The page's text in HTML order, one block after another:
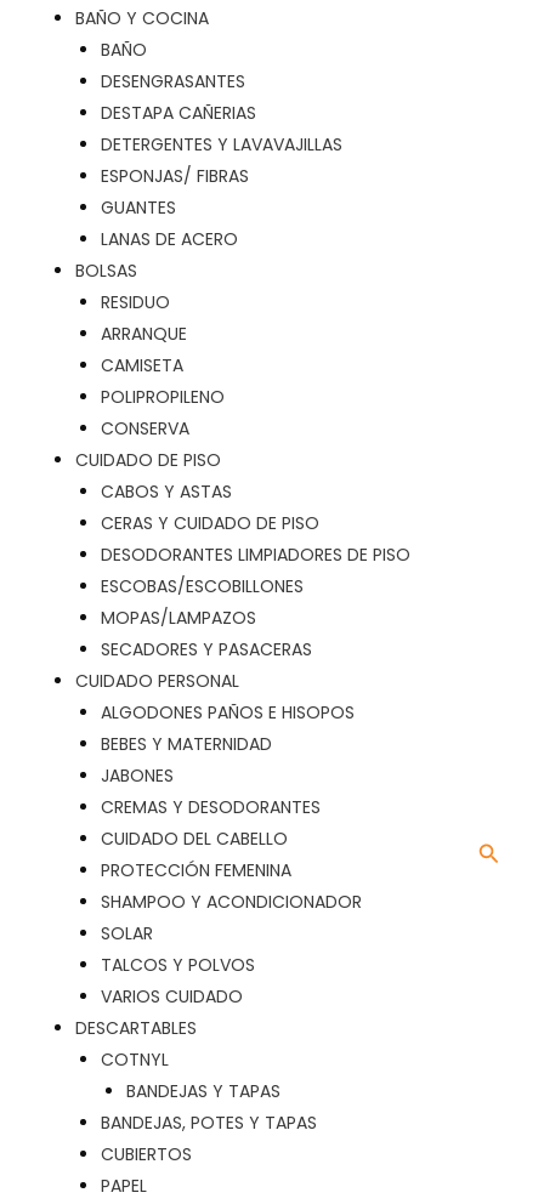
BAÑO Y COCINA
BAÑO
DESENGRASANTES
DESTAPA CAÑERIAS
DETERGENTES Y LAVAVAJILLAS
ESPONJAS/ FIBRAS
GUANTES
LANAS DE ACERO
BOLSAS
RESIDUO
ARRANQUE
CAMISETA
POLIPROPILENO
CONSERVA
CUIDADO DE PISO
CABOS Y ASTAS
CERAS Y CUIDADO DE PISO
DESODORANTES LIMPIADORES DE PISO
ESCOBAS/ESCOBILLONES
MOPAS/LAMPAZOS
SECADORES Y PASACERAS
CUIDADO PERSONAL
ALGODONES PAÑOS E HISOPOS
BEBES Y MATERNIDAD
JABONES
CREMAS Y DESODORANTES
CUIDADO DEL CABELLO
PROTECCIÓN FEMENINA
SHAMPOO Y ACONDICIONADOR
SOLAR
TALCOS Y POLVOS
VARIOS CUIDADO
DESCARTABLES
COTNYL
BANDEJAS Y TAPAS
BANDEJAS, POTES Y TAPAS
CUBIERTOS
PAPEL